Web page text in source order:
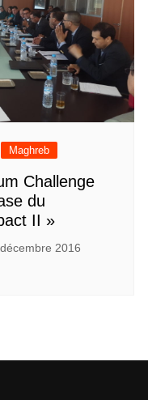
Maghreb
Challenge
du
II »
2016